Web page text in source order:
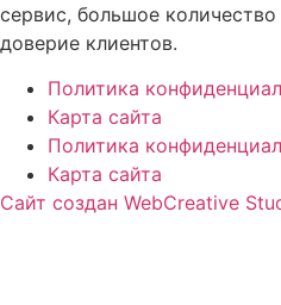
сервис, большое
доверие клиентов.
Политика
Карта сайта
Политика
Карта сайта
Сайт создан WebCreative